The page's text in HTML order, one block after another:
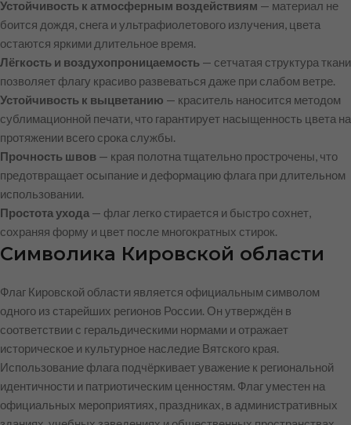
Устойчивость к атмосферным воздействиям — материал не
боится дождя, снега и ультрафиолетового излучения, цвета
остаются яркими длительное время.
Лёгкость и воздухопроницаемость — сетчатая структура ткани
позволяет флагу красиво развеваться даже при слабом ветре.
Устойчивость к выцветанию — краситель наносится методом
сублимационной печати, что гарантирует насыщенность цвета на
протяжении всего срока службы.
Прочность швов — края полотна тщательно прострочены, что
предотвращает осыпание и деформацию флага при длительном
использовании.
Простота ухода — флаг легко стирается и быстро сохнет,
сохраняя форму и цвет после многократных стирок.
Символика Кировской области
Флаг Кировской области является официальным символом
одного из старейших регионов России. Он утверждён в
соответствии с геральдическими нормами и отражает
историческое и культурное наследие Вятского края.
Использование флага подчёркивает уважение к региональной
идентичности и патриотическим ценностям. Флаг уместен на
официальных мероприятиях, праздниках, в административных